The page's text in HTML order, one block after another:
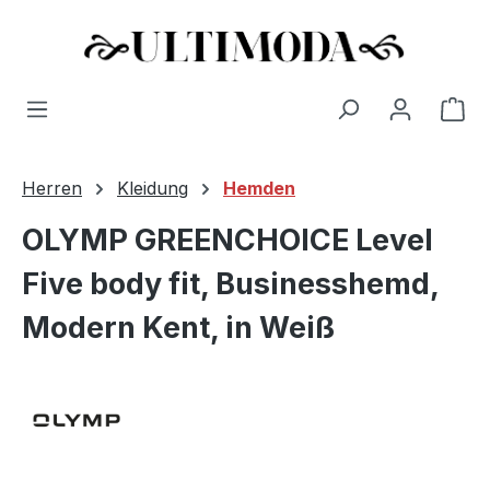
Zum Hauptinhalt springen
Herren Kleidung Hemden
OLYMP GREENCHOICE Level
Five body fit, Businesshemd,
Modern Kent, in Weiß